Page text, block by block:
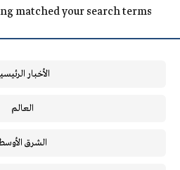
matched your search terms.
الأخبار
العالم
الشرق